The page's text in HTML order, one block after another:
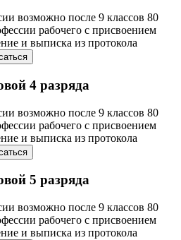
возможно после 9 классов 80
рабочего с присвоением
и выписка из протокола
4 разряда
возможно после 9 классов 80
рабочего с присвоением
и выписка из протокола
5 разряда
возможно после 9 классов 80
рабочего с присвоением
и выписка из протокола